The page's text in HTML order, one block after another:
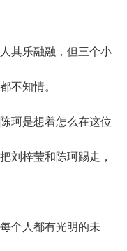
其乐融融，但三个小
不知情。
珂是想着怎么在这位
刘梓莹和陈珂踢走，
个人都有光明的未